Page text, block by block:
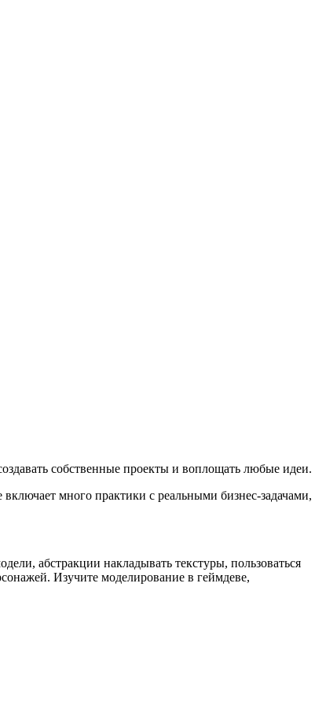
собственные проекты и воплощать любые идеи.
много практики с реальными бизнес-задачами,
абстракции накладывать текстуры, пользоваться
Изучите моделирование в геймдеве,